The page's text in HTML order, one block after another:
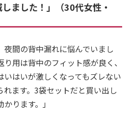
しました！」（30代女性・
夜間の背中漏れに悩んでいまし
用は背中のフィット感が良く、
はいが激しくなってもズレない
ます。3袋セットだと買い出し
ります。」